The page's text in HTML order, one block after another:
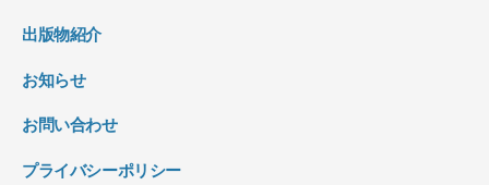
出版物紹介
お知らせ
お問い合わせ
プライバシーポリシー